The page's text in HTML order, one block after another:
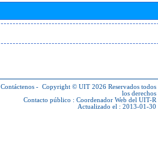
Contáctenos - Copyright © UIT 2026 Reservados todos
los derechos
Contacto público : Coordenador Web del UIT-R
Actualizado el : 2013-01-30